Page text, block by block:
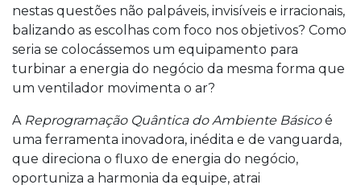
nestas questões não palpáveis, invisíveis e irracionais,
balizando as escolhas com foco nos objetivos? Como
seria se colocássemos um equipamento para
turbinar a energia do negócio da mesma forma que
um ventilador movimenta o ar?
A Reprogramação Quântica do Ambiente Básicoé
uma ferramenta inovadora, inédita e de vanguarda,
que direciona o fluxo de energia do negócio,
oportuniza a harmonia da equipe, atrai